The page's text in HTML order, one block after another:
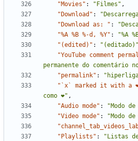
"Movies" : "Filmes" ,
"Download" :
"Download as: " :
"%A %B %-d, %Y" : "%A
"(edited)" : "(editado)"
"YouTube comment
permanente do comentário
"permalink" :
"`x` marked it with a
como ❤" ,
"Audio mode" : "Modo
"Video mode" : "Modo
"Playlists" : "Listas